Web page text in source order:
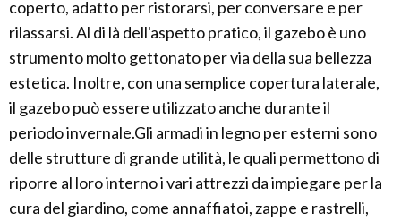
coperto, adatto per ristorarsi, per conversare e per
rilassarsi. Al di là dell'aspetto pratico, il gazebo è uno
strumento molto gettonato per via della sua bellezza
estetica. Inoltre, con una semplice copertura laterale,
il gazebo può essere utilizzato anche durante il
periodo invernale.Gli armadi in legno per esterni sono
delle strutture di grande utilità, le quali permettono di
riporre al loro interno i vari attrezzi da impiegare per la
cura del giardino, come annaffiatoi, zappe e rastrelli,